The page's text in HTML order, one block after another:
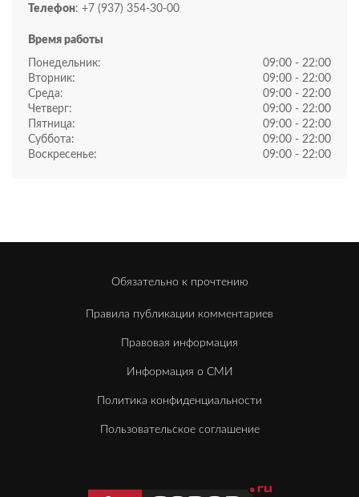
Телефон: +7 (937) 354-30-00
Время работы
Понедельник:
09:00 - 22:00
Вторник:
09:00 - 22:00
Среда:
09:00 - 22:00
Четверг:
09:00 - 22:00
Пятница:
09:00 - 22:00
Суббота:
09:00 - 22:00
Воскресенье:
09:00 - 22:00
Обязательно к прочтению
Правила публикации комментариев
Правовая информация
Информация о СМИ
Политика конфиденциальности
Пользовательское соглашение